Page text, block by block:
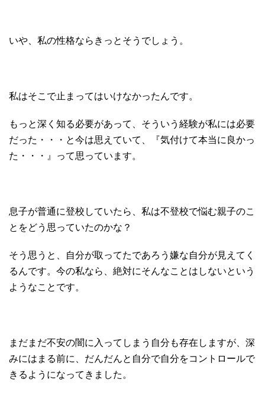
いや、私の性格ならきっとそうでしょう。
私はそこで止まってはいけなかったんです。
もっと深く知る必要があって、そういう経験が私には必要
だった・・・と今は思えていて、『気付けて本当に良かっ
た・・・』って思っています。
息子が普通に登校していたら、私は不登校で悩む親子のこ
とをどう思っていたのかな？
そう思うと、自分が取ってたであろう嫌な自分が見えてく
るんです。今の私なら、絶対にそんなことはしないという
ようなことです。
まだまだ不安の闇に入ってしまう自分も存在しますが、深
みにはまる前に、だんだんと自分で自分をコントロールで
きるようになってきました。